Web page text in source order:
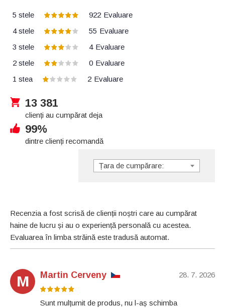
5 stele 922 Evaluare
4 stele
55 Evaluare
3 stele
4 Evaluare
2 stele
0 Evaluare
1 stea
2 Evaluare
13 381
clienți au cumpărat deja
99%
dintre clienți recomandă
Țara de cumpărare:
Recenzia a fost scrisă de clienții noștri care au cumpărat
haine de lucru și au o experiență personală cu acestea.
Evaluarea în limba străină este tradusă automat.
M 28. 7. 2026
Martin Cerveny
Sunt mulțumit de produs, nu l-aș schimba